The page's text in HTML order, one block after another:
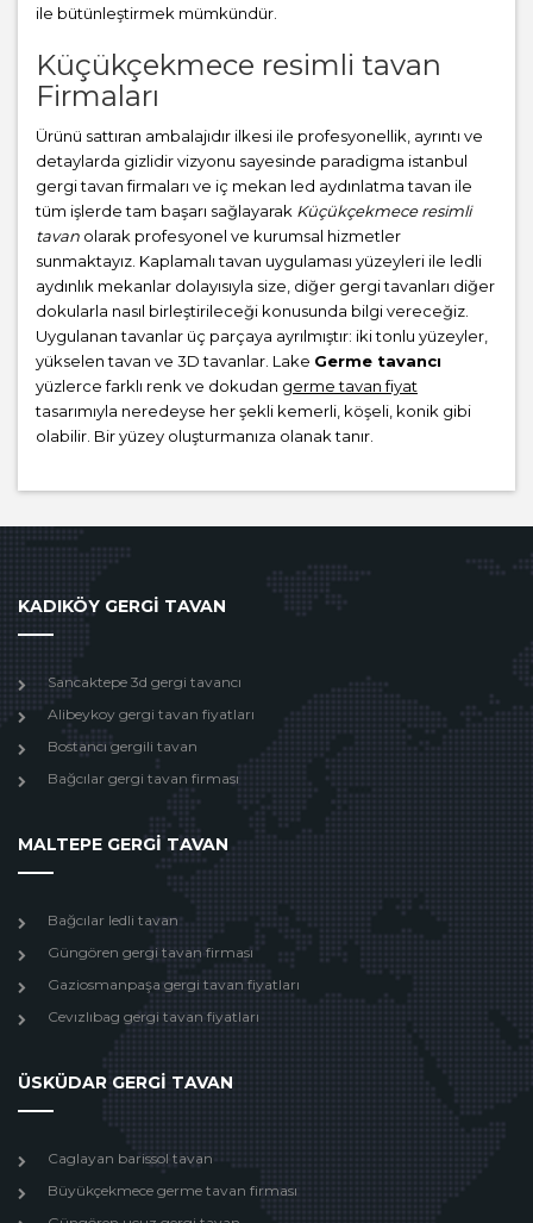
ile bütünleştirmek mümkündür.
Küçükçekmece resimli tavan
Firmaları
Ürünü sattıran ambalajıdır ilkesi ile profesyonellik, ayrıntı ve
detaylarda gizlidir vizyonu sayesinde paradigma istanbul
gergi tavan firmaları ve iç mekan led aydınlatma tavan ile
tüm işlerde tam başarı sağlayarak Küçükçekmece resimli
tavan olarak profesyonel ve kurumsal hizmetler
sunmaktayız. Kaplamalı tavan uygulaması yüzeyleri ile ledli
aydınlık mekanlar dolayısıyla size, diğer gergi tavanları diğer
dokularla nasıl birleştirileceği konusunda bilgi vereceğiz.
Uygulanan tavanlar üç parçaya ayrılmıştır: iki tonlu yüzeyler,
yükselen tavan ve 3D tavanlar. Lake Germe tavancı
yüzlerce farklı renk ve dokudan germe tavan fiyat
tasarımıyla neredeyse her şekli kemerli, köşeli, konik gibi
olabilir. Bir yüzey oluşturmanıza olanak tanır.
KADIKÖY GERGİ TAVAN
Sancaktepe 3d gergi tavancı
Alibeykoy gergi tavan fiyatları
Bostancı gergili tavan
Bağcılar gergi tavan firması
MALTEPE GERGİ TAVAN
Bağcılar ledli tavan
Güngören gergi tavan firması
Gaziosmanpaşa gergi tavan fiyatları
Cevızlıbag gergi tavan fiyatları
ÜSKÜDAR GERGİ TAVAN
Caglayan barissol tavan
Büyükçekmece germe tavan firması